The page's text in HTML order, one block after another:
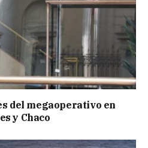
del megaoperativo en
y Chaco